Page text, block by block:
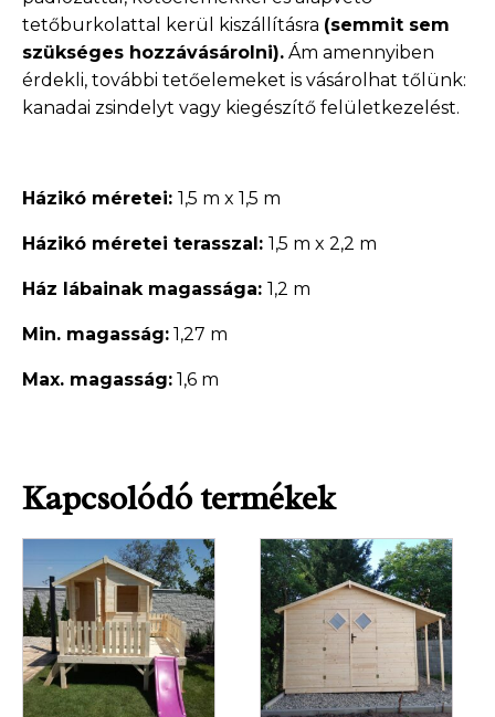
tetőburkolattal kerül kiszállításra (semmit sem
szükséges hozzávásárolni). Ám amennyiben
érdekli, további tetőelemeket is vásárolhat tőlünk:
kanadai zsindelyt vagy kiegészítő felületkezelést.
Házikó méretei: 1,5 m x 1,5 m
Házikó méretei terasszal: 1,5 m x 2,2 m
Ház lábainak magassága: 1,2 m
Min. magasság: 1,27 m
Max. magasság: 1,6 m
Kapcsolódó termékek